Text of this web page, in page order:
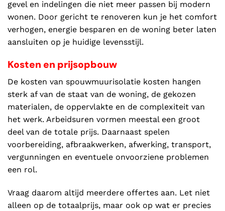
gevel en indelingen die niet meer passen bij modern
wonen. Door gericht te renoveren kun je het comfort
verhogen, energie besparen en de woning beter laten
aansluiten op je huidige levensstijl.
Kosten en prijsopbouw
De kosten van spouwmuurisolatie kosten hangen
sterk af van de staat van de woning, de gekozen
materialen, de oppervlakte en de complexiteit van
het werk. Arbeidsuren vormen meestal een groot
deel van de totale prijs. Daarnaast spelen
voorbereiding, afbraakwerken, afwerking, transport,
vergunningen en eventuele onvoorziene problemen
een rol.
Vraag daarom altijd meerdere offertes aan. Let niet
alleen op de totaalprijs, maar ook op wat er precies